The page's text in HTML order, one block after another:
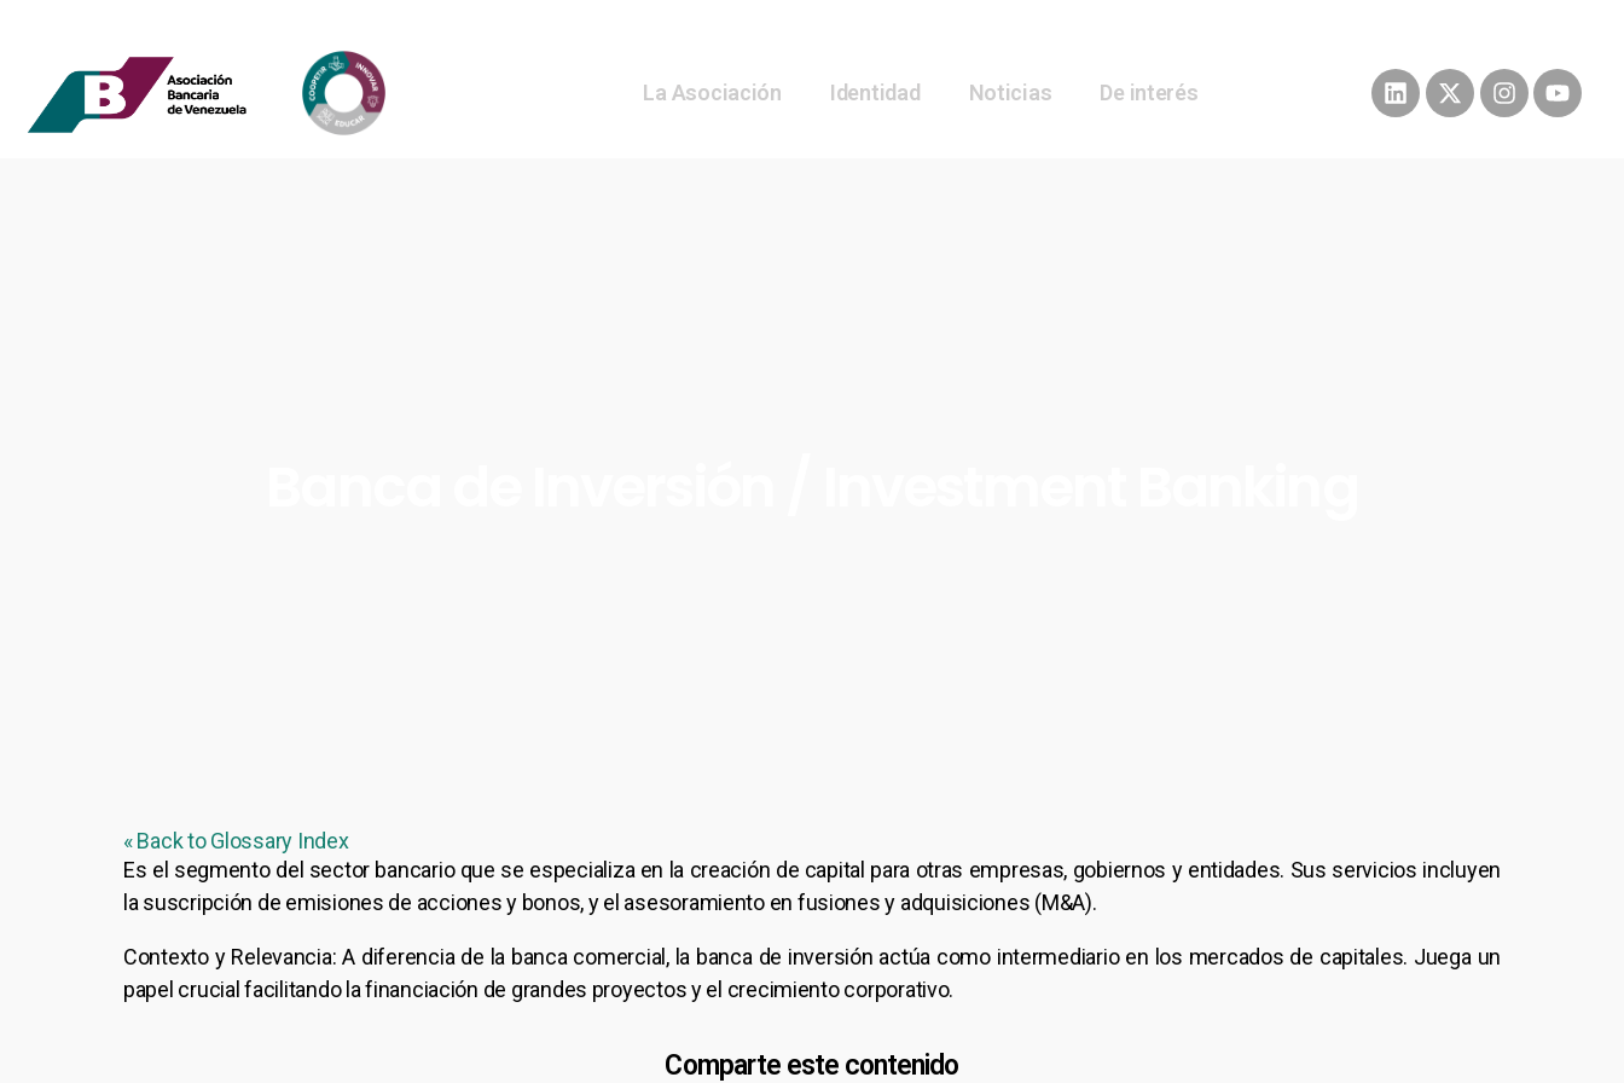
La Asociación Identidad Noticias De interés
« Back to Glossary Index
Es el segmento del sector bancario que se especializa en la creación de capital para otras empresas, gobiernos y entidades. Sus servicios incluyen
la suscripción de emisiones de acciones y bonos, y el asesoramiento en fusiones y adquisiciones (M&A).
Contexto y Relevancia: A diferencia de la banca comercial, la banca de inversión actúa como intermediario en los mercados de capitales. Juega un
papel crucial facilitando la financiación de grandes proyectos y el crecimiento corporativo.
Comparte este contenido